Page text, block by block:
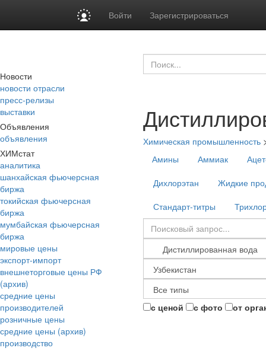
Войти Зарегистрироваться
Новости
новости отрасли
пресс-релизы
выставки
Объявления
объявления
ХИМстат
аналитика
шанхайская фьючерсная
биржа
токийская фьючерсная
биржа
мумбайская фьючерсная
биржа
мировые цены
экспорт-импорт
внешнеторговые цены РФ
(архив)
средние цены
производителей
розничные цены
средние цены (архив)
производство
Химическая промышленность
Амины
Аммиак
Дихлорэтан
Жидкие
Стандарт-титры
с ценой с фото от